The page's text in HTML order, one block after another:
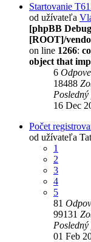
Startovanie
od užívateľa
[phpBB
[ROOT]/
on line 1266:
object that
6
18488
16 Dec
Počet
od užívateľa
1
2
3
4
5
81
99131
01 Feb